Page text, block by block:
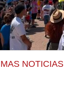
NOTICIAS